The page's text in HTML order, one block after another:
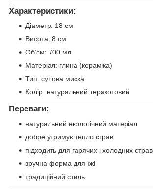
Характеристики:
Діаметр: 18 см
Висота: 8 см
Об’єм: 700 мл
Матеріал: глина (кераміка)
Тип: супова миска
Колір: натуральний теракотовий
Переваги:
натуральний екологічний матеріал
добре утримує тепло страв
підходить для гарячих і холодних страв
зручна форма для їжі
традиційний стиль